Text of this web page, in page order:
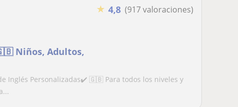
★ 4,8 (917 valoraciones)
Niños, Adultos,
Inglés Personalizadas✔️ 🇬🇧 Para todos los niveles y